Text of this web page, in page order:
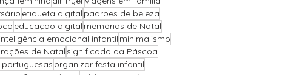
etiqueta digital padrões de beleza
educação digital memórias de Natal
inteligência emocional infantil minimalismo
de Natalsignificado da Páscoa
organizar festa infantil